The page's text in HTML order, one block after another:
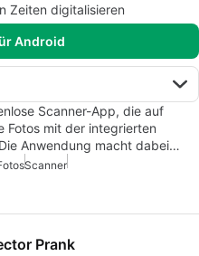
Zeiten digitalisieren
Android
Scanner-App, die auf
Fotos mit der integrierten
Anwendung macht dabei…
Scanner
Prank